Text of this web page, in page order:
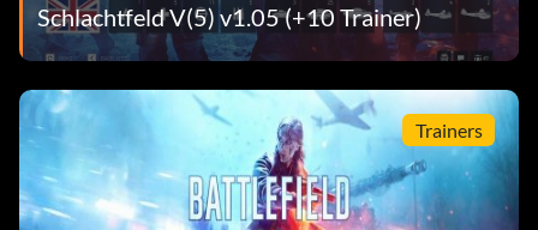
Schlachtfeld V(5) v1.05 (+10 Trainer)
Trainers